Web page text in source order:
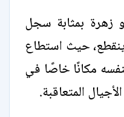
زهرة بمثابة سجل
حيث استطاع
مكانًا خاصًا في
المتعاقبة.